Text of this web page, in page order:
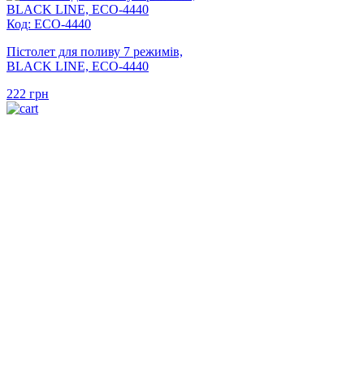
Код: ECO-4440
Пістолет для поливу 7 режимів,
BLACK LINE, ECO-4440
222 грн